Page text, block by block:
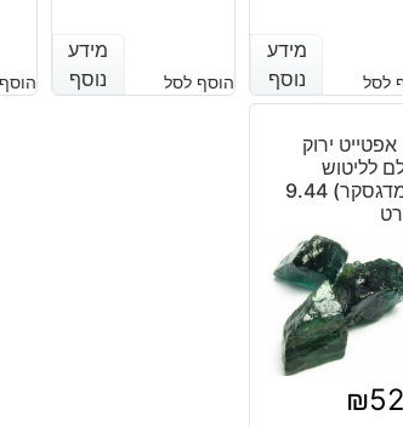
מידע
נוסף
לסל
מידע
נוסף
מידע
נוסף
הוסף לסל
מידע
נוסף
3 אפטייט ירוק
לליטוש
(מדגסקר) 9.44
₪52